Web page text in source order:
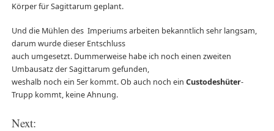
Körper für Sagittarum geplant.
Und die Mühlen des Imperiums arbeiten bekanntlich sehr langsam,
darum wurde dieser Entschluss
auch umgesetzt. Dummerweise habe ich noch einen zweiten
Umbausatz der Sagittarum gefunden,
weshalb noch ein 5er kommt. Ob auch noch ein Custodeshüter-
Trupp kommt, keine Ahnung.
Next: